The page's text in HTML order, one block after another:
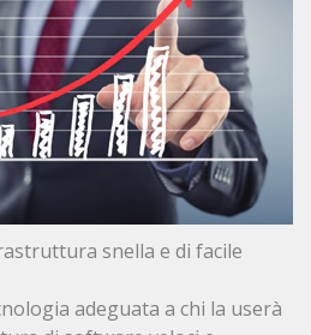
snella e di facile
adeguata a chi la userà